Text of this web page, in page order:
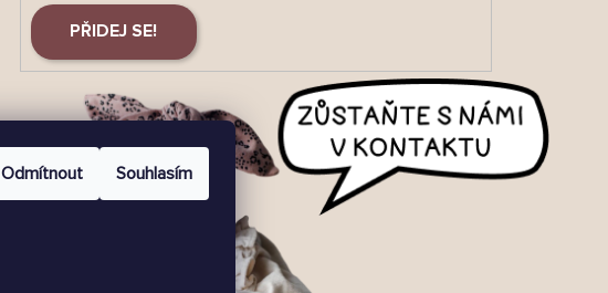
Odmítnout Souhlasím
PŘIDEJ SE!